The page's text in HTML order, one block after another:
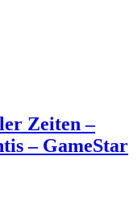
Zeiten –
– GameStar